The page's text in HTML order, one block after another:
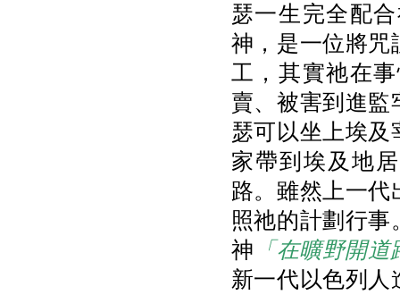
瑟一生完全配
神，是一位將咒
工，其實祂在
賣、被害到進監
瑟可以坐上埃
家帶到埃及地
路。雖然上一代
照祂的計劃行
神 「在曠野開
新一代以色列人